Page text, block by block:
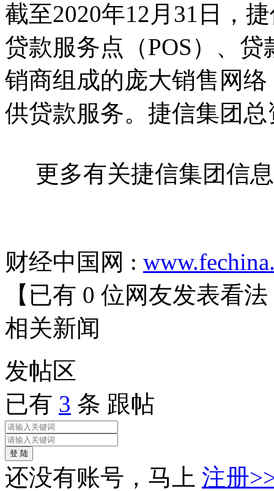
截至2020年12月31日，
贷款服务点（POS）、
销商组成的庞大销售网
供贷款服务。捷信集团
更多有关捷信集团信息
财经中国网 :
【已有 0 位网友发表看法
相关新闻
发帖区
已有 3 条 跟帖
登 陆
还没有账号，马上 注册